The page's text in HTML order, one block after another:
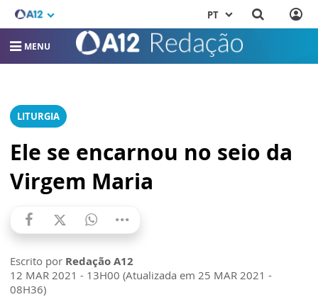
PT
MENU
LITURGIA
Ele se encarnou no seio da
Virgem Maria
Escrito por Redação A12
12 MAR 2021 - 13H00 (Atualizada em 25 MAR 2021 -
08H36)